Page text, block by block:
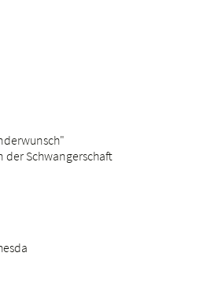
der Schwangerschaft